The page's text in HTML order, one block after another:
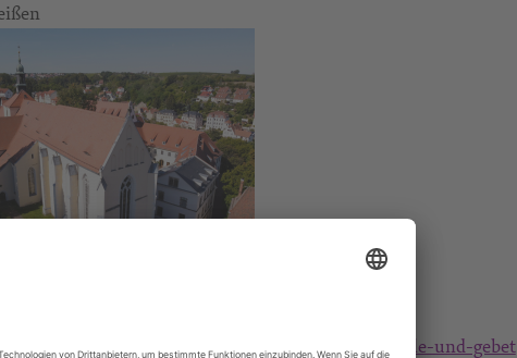
de/e/42367286/zeit-fur-stille-und-gebet